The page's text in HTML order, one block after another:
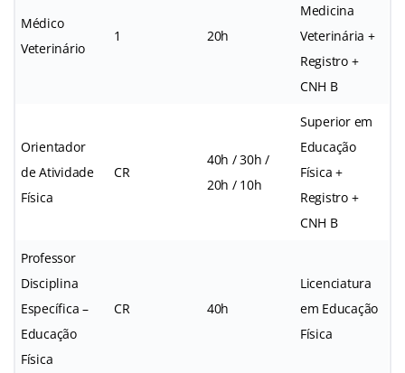
Médico
Veterinário
1 20h
Medicina
Veterinária +
Registro +
CNH B
Orientador
de Atividade
Física
CR
40h / 30h /
20h / 10h
Superior em
Educação
Física +
Registro +
CNH B
Professor
Disciplina
Específica –
Educação
Física
CR 40h
Licenciatura
em Educação
Física